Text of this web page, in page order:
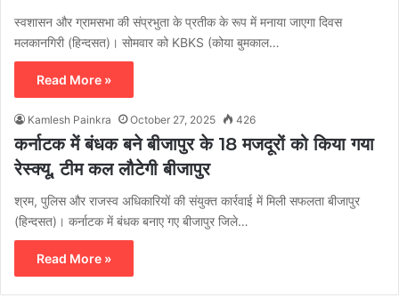
स्वशासन और ग्रामसभा की संप्रभुता के प्रतीक के रूप में मनाया जाएगा दिवस
मलकानगिरी (हिन्दसत)। सोमवार को KBKS (कोया बुमकाल…
Read More »
Kamlesh Painkra October 27, 2025 426
कर्नाटक में बंधक बने बीजापुर के 18 मजदूरों को किया गया
रेस्क्यू, टीम कल लौटेगी बीजापुर
श्रम, पुलिस और राजस्व अधिकारियों की संयुक्त कार्रवाई में मिली सफलता बीजापुर
(हिन्दसत)। कर्नाटक में बंधक बनाए गए बीजापुर जिले…
Read More »